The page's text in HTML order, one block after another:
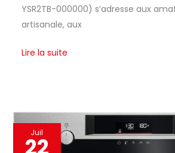
YSR2TB-000000) s’adresse aux
artisanale, aux
Lire la suite
Juil
Test
du